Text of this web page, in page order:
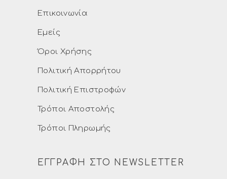
Επικοινωνία
Εμείς
Όροι Χρήσης
Πολιτική Απορρήτου
Πολιτική Επιστροφών
Τρόποι Αποστολής
Τρόποι Πληρωμής
ΕΓΓΡΑΦΗ ΣΤΟ NEWSLETTER